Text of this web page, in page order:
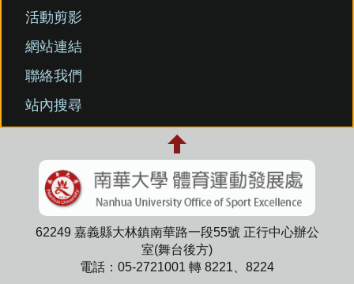
活動剪影
網站連結
聯絡我們
站內搜尋
62249 嘉義縣大林鎮南華路一段55號 正行中心辦公
室(舞台後方)
電話：05-2721001 轉 8221、8224